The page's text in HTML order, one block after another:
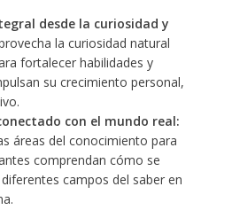
desde la curiosidad y
la curiosidad natural
fortalecer habilidades y
su crecimiento personal,
con el mundo real:
áreas del conocimiento para
comprendan cómo se
campos del saber en